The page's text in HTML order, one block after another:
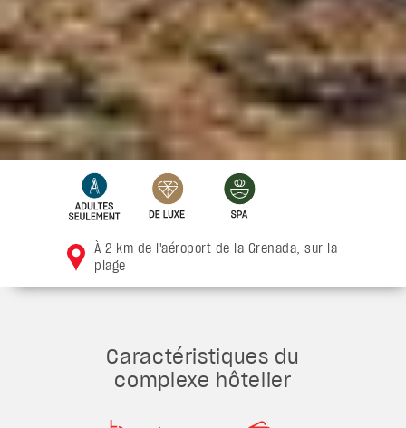
À 2 km de l'aéroport de la Grenada, sur la
plage
Caractéristiques du
complexe hôtelier